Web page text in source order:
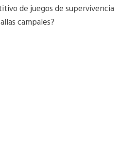
de juegos de supervivencia
campales?